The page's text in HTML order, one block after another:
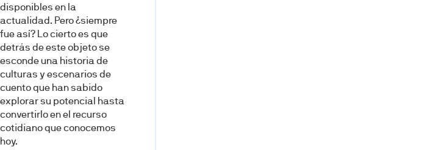
disponibles en la
actualidad. Pero ¿siempre
fue así? Lo cierto es que
detrás de este objeto se
esconde una historia de
culturas y escenarios de
cuento que han sabido
explorar su potencial hasta
convertirlo en el recurso
cotidiano que conocemos
hoy.